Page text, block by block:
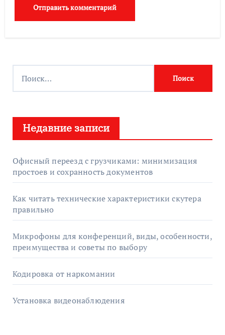
:
Недавние записи
Офисный переезд с грузчиками: минимизация
простоев и сохранность документов
Как читать технические характеристики скутера
правильно
Микрофоны для конференций, виды, особенности,
преимущества и советы по выбору
Кодировка от наркомании
Установка видеонаблюдения